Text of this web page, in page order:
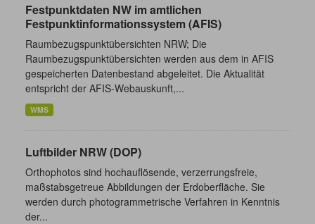
Festpunktdaten NW im amtlichen
Festpunktinformationssystem (AFIS)
Raumbezugspunktübersichten NRW; Die
Raumbezugspunktübersichten werden aus dem in AFIS
gespeicherten Datenbestand abgeleitet. Die Aktualität
entspricht der AFIS-Webauskunft,...
WMS
Luftbilder NRW (DOP)
Orthophotos sind hochauflösende, verzerrungsfreie,
maßstabsgetreue Abbildungen der Erdoberfläche. Sie
werden durch photogrammetrische Verfahren in Kenntnis
der...